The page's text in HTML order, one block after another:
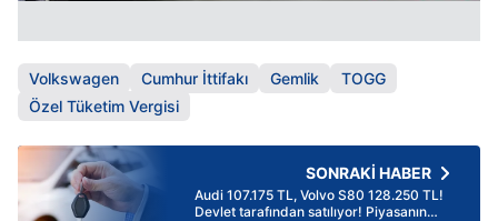
Volkswagen Cumhur İttifakı Gemlik
TOGG
Özel Tüketim Vergisi
SONRAKİ HABER
Audi 107.175 TL, Volvo S80 128.250 TL!
Devlet tarafından satılıyor! Piyasanın